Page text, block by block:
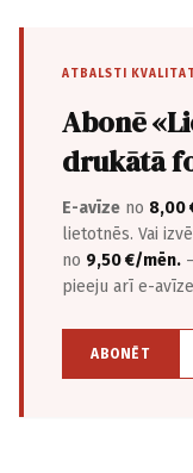
ATBALSTI
Abonē
drukātā
E-avīze no 8,00
lietotnēs. Vai
no 9,50 €/mēn.
pieeju arī e-
ABONĒT